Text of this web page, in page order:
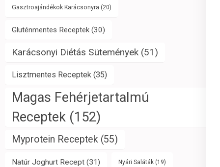
Gasztroajándékok Karácsonyra (20)
Gluténmentes Receptek (30)
Karácsonyi Diétás Sütemények (51)
Lisztmentes Receptek (35)
Magas Fehérjetartalmú
Receptek (152)
Myprotein Receptek (55)
Natúr Joghurt Recept (31) Nyári Saláták (19)